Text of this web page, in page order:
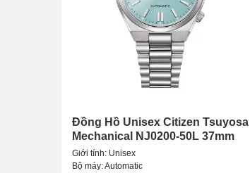
Đồng Hồ Unisex Citizen Tsuyosa
Mechanical NJ0200-50L 37mm
Giới tính: Unisex
Bộ máy: Automatic